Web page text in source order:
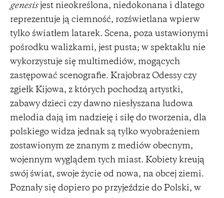
genesisjest nieokreślona, niedokonana i dlatego
reprezentuje ją ciemność, rozświetlana wpierw
tylko światłem latarek. Scena, poza ustawionymi
pośrodku walizkami, jest pusta; w spektaklu nie
wykorzystuje się multimediów, mogących
zastępować scenografie. Krajobraz Odessy czy
zgiełk Kijowa, z których pochodzą artystki,
zabawy dzieci czy dawno niesłyszana ludowa
melodia dają im nadzieję i siłę do tworzenia, dla
polskiego widza jednak są tylko wyobrażeniem
zostawionym ze znanym z mediów obecnym,
wojennym wyglądem tych miast. Kobiety kreują
swój świat, swoje życie od nowa, na obcej ziemi.
Poznały się dopiero po przyjeździe do Polski, w